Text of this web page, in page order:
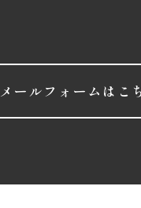
メールフォームはこ